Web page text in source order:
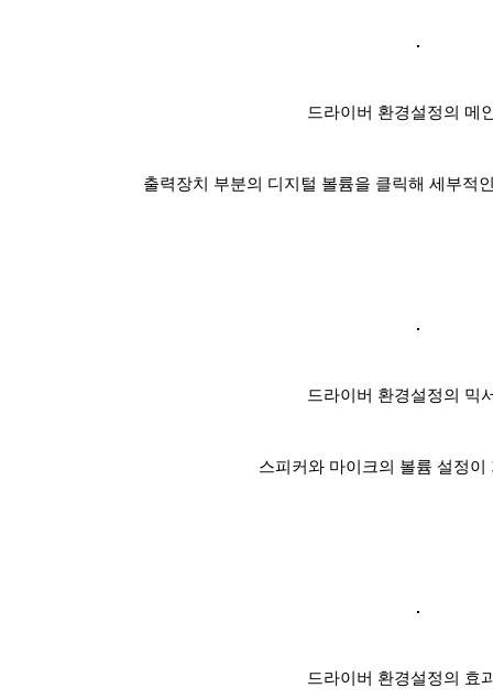
드라이버 환경설정의 메
출력장치 부분의 디지털 볼륨을 클릭해 세부적
드라이버 환경설정의 믹
스피커와 마이크의 볼륨 설정이
드라이버 환경설정의 효